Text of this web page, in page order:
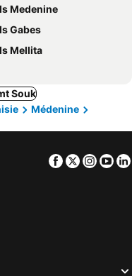
Medenine
Gabes
Mellita
Souk
Médenine
Facebook
Twitter